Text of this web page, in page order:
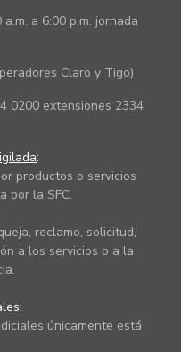
a 6:00 p.m. jornada
Claro y Tigo)
0200 extensiones 2334
:
productos o servicios
por la SFC.
reclamo, solicitud,
a los servicios o a la
únicamente está